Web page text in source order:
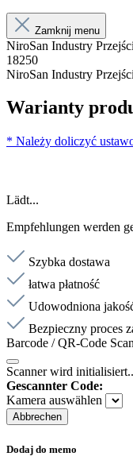
Zamknij menu
NiroSan Industry
18250
NiroSan Industry
Warianty
* Należy doliczyć
Lädt...
Empfehlungen werden
Szybka dostawa
łatwa płatność
Udowodniona
Bezpieczny proces
Barcode / QR-Code
Scanner wird
Gescannter Code:
Kamera auswählen
Abbrechen
Dodaj do memo